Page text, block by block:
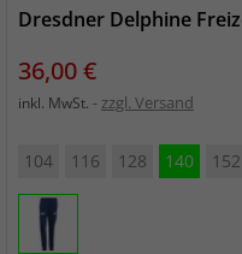
Dresdner Delphine
Preis
36,00 €
inkl. MwSt. zzgl. Versand
104 116 128 140 152